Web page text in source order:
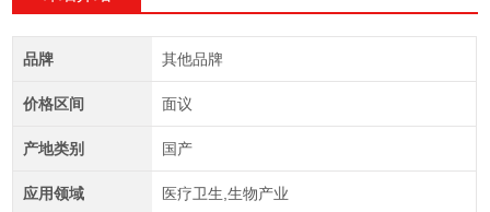
品牌 其他品牌
价格区间 面议
产地类别 国产
应用领域 医疗卫生,生物产业